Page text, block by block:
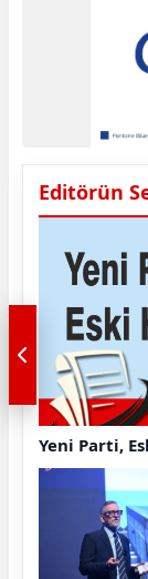
Editörün
Yeni Parti,